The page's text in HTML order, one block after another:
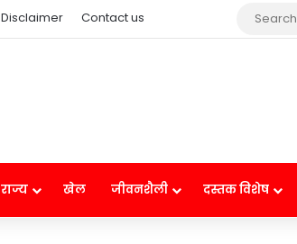
Disclaimer Contact us
राज्य खेल जीवनशैली दस्तक विशेष